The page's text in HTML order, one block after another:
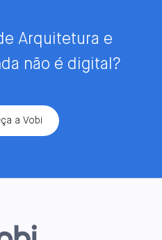
Arquitetura e
não é digital?
a Vobi